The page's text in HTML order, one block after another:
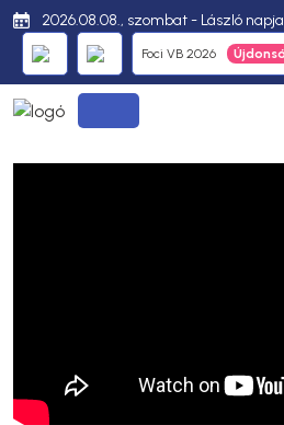
2026.08.08., szombat - László napja
Foci VB 2026